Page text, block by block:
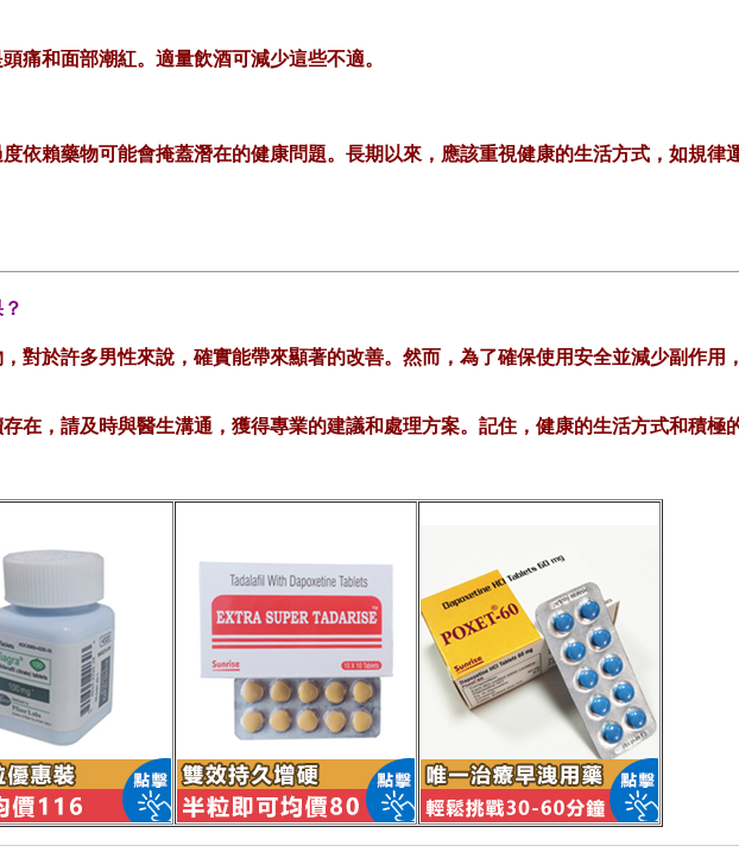
痛和面部潮紅。適量飲酒可減少這些不適。
依賴藥物可能會掩蓋潛在的健康問題。長期以來，應該重視健康的生活方式，如規
對於許多男性來說，確實能帶來顯著的改善。然而，為了確保使用安全並減少副作
在，請及時與醫生溝通，獲得專業的建議和處理方案。記住，健康的生活方式和積極